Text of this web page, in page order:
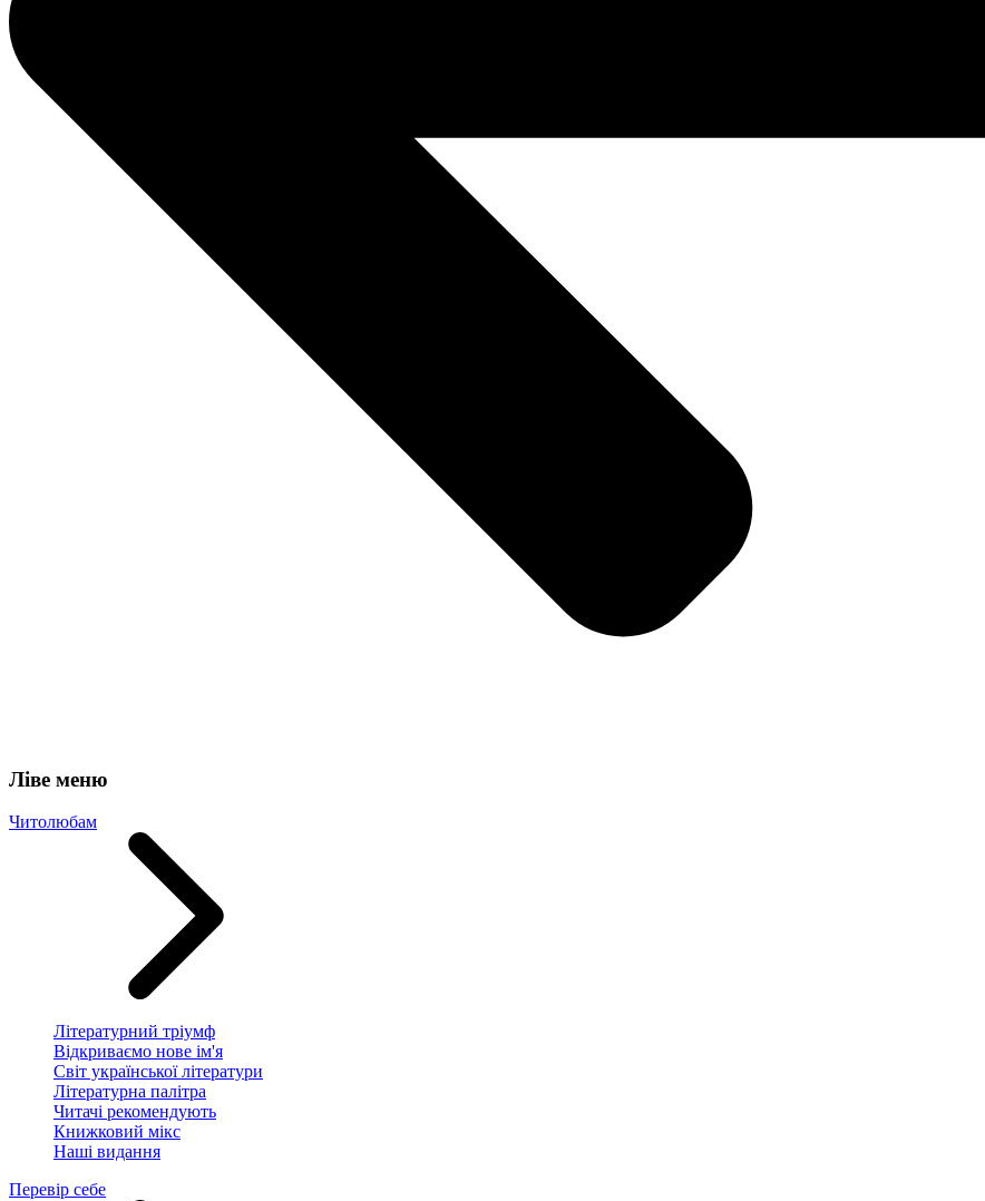
Ліве меню
Читолюбам
Літературний тріумф
Відкриваємо нове ім'я
Світ української літератури
Літературна палітра
Читачі рекомендують
Книжковий мікс
Наші видання
Перевір себе